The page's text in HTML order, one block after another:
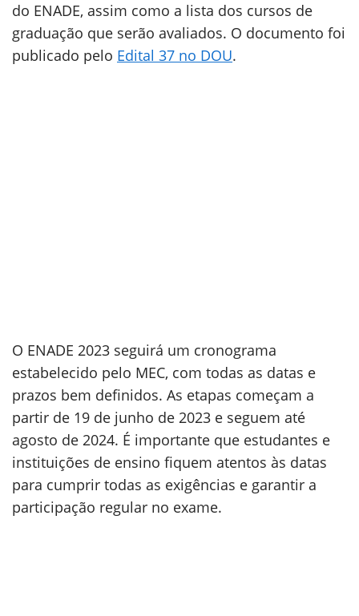
do ENADE, assim como a lista dos cursos de
graduação que serão avaliados. O documento foi
publicado pelo Edital 37 no DOU.
O ENADE 2023 seguirá um cronograma
estabelecido pelo MEC, com todas as datas e
prazos bem definidos. As etapas começam a
partir de 19 de junho de 2023 e seguem até
agosto de 2024. É importante que estudantes e
instituições de ensino fiquem atentos às datas
para cumprir todas as exigências e garantir a
participação regular no exame.